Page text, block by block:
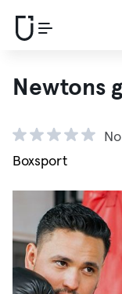
Newtons
Boxsport